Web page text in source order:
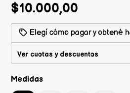
$10.000,00
Elegí cómo pagar y obtené
Ver cuotas y descuentos
Medidas